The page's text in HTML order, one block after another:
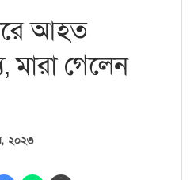
আহত
মারা গেলেন
২০২৩